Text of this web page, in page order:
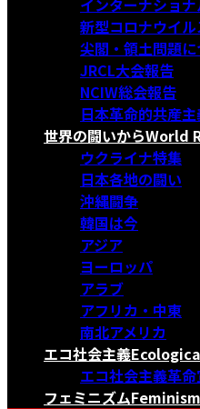
インターナショ
新型コロナウイ
尖閣・領土問題
JRCL大会報告
NCIW総会報告
日本革命的共産
世界の闘いからWorld
ウクライナ特集
日本各地の闘い
沖縄闘争
韓国は今
アジア
ヨーロッパ
アラブ
アフリカ・中東
南北アメリカ
エコ社会主義
エコ社会主義革命
フェミニズムFeminism